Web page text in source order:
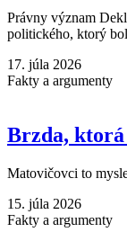
Právny význam
politického, ktorý
17. júla 2026
Fakty a argumenty
Brzda,
Matovičovci to
15. júla 2026
Fakty a argumenty